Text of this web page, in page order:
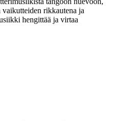
rikkautena ja
hengittää ja virtaa